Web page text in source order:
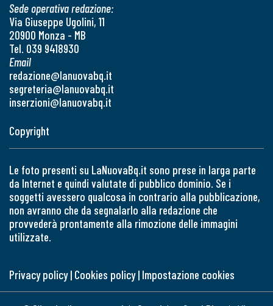
Sede operativa redazione:
Via Giuseppe Ugolini, 11
20900 Monza - MB
Tel. 039 9418930
Email
redazione@lanuovabq.it
segreteria@lanuovabq.it
inserzioni@lanuovabq.it
Copyright
Le foto presenti su LaNuovaBq.it sono prese in larga parte
da Internet e quindi valutate di pubblico dominio. Se i
soggetti avessero qualcosa in contrario alla pubblicazione,
non avranno che da segnalarlo alla redazione che
provvederà prontamente alla rimozione delle immagini
utilizzate.
Privacy policy| Cookies policy| Impostazione cookies